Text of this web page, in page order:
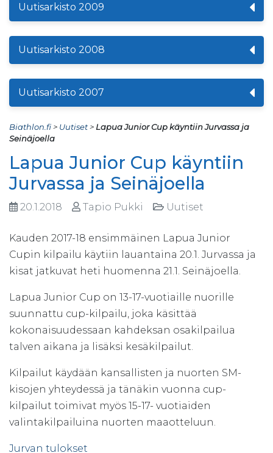
Uutisarkisto 2009
Uutisarkisto 2008
Uutisarkisto 2007
Biathlon.fi> Uutiset> Lapua Junior Cup käyntiin Jurvassa ja
Seinäjoella
Lapua Junior Cup käyntiin
Jurvassa ja Seinäjoella
20.1.2018 Tapio Pukki Uutiset
Kauden 2017-18 ensimmäinen Lapua Junior
Cupin kilpailu käytiin lauantaina 20.1. Jurvassa ja
kisat jatkuvat heti huomenna 21.1. Seinäjoella.
Lapua Junior Cup on 13-17-vuotiaille nuorille
suunnattu cup-kilpailu, joka käsittää
kokonaisuudessaan kahdeksan osakilpailua
talven aikana ja lisäksi kesäkilpailut.
Kilpailut käydään kansallisten ja nuorten SM-
kisojen yhteydessä ja tänäkin vuonna cup-
kilpailut toimivat myös 15-17- vuotiaiden
valintakilpailuina nuorten maaotteluun.
Jurvan tulokset